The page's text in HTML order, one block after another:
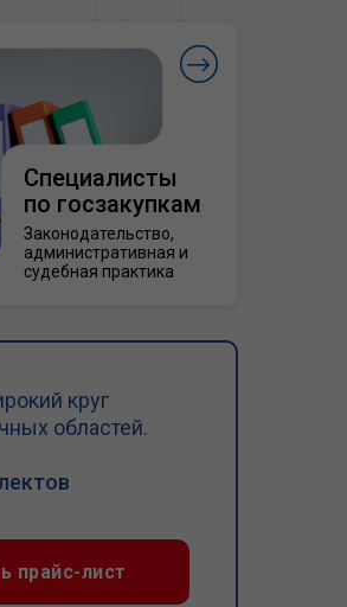
Специалисты
по госзакупкам
Законодательство,
административная и
судебная практика
прайс-лист
круг
областей.